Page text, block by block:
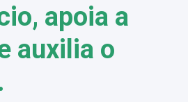
apoia a
auxilia o